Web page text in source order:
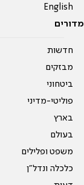
English
מדורים
חדשות
מבזקים
ביטחוני
פוליטי-מדיני
בארץ
בעולם
משפט ופלילים
כלכלה ונדל"ן